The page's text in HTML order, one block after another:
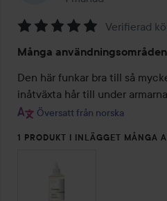
5
av
5
Verifierad
Många användningsområden
Den här funkar bra till så
inåtväxta hår till under
Översatt från norska
1 PRODUKT I INLÄGGET MÅNGA